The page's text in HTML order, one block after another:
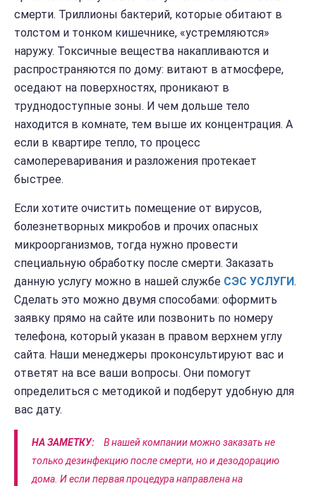
смерти. Триллионы бактерий, которые обитают в
толстом и тонком кишечнике, «устремляются»
наружу. Токсичные вещества накапливаются и
распространяются по дому: витают в атмосфере,
оседают на поверхностях, проникают в
труднодоступные зоны. И чем дольше тело
находится в комнате, тем выше их концентрация. А
если в квартире тепло, то процесс
самопереваривания и разложения протекает
быстрее.
Если хотите очистить помещение от вирусов,
болезнетворных микробов и прочих опасных
микроорганизмов, тогда нужно провести
специальную обработку после смерти. Заказать
данную услугу можно в нашей службе СЭС УСЛУГИ.
Сделать это можно двумя способами: оформить
заявку прямо на сайте или позвонить по номеру
телефона, который указан в правом верхнем углу
сайта. Наши менеджеры проконсультируют вас и
ответят на все ваши вопросы. Они помогут
определиться с методикой и подберут удобную для
вас дату.
НА ЗАМЕТКУ:
В нашей компании можно заказать не
только дезинфекцию после смерти, но и дезодорацию
дома. И если первая процедура направлена на